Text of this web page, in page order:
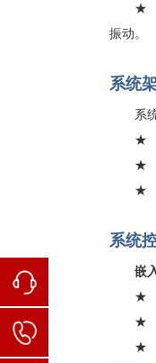
★
振动。
系统
系
★
★
★
系统
嵌
★
★
★